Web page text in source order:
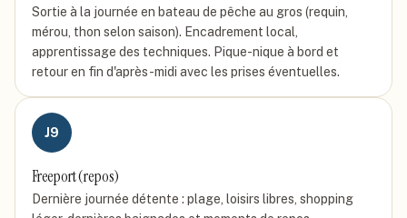
Sortie à la journée en bateau de pêche au gros (requin,
mérou, thon selon saison). Encadrement local,
apprentissage des techniques. Pique-nique à bord et
retour en fin d'après-midi avec les prises éventuelles.
J9
Freeport (repos)
Dernière journée détente : plage, loisirs libres, shopping